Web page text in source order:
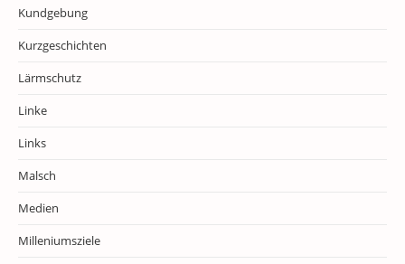
Kundgebung
Kurzgeschichten
Lärmschutz
Linke
Links
Malsch
Medien
Milleniumsziele